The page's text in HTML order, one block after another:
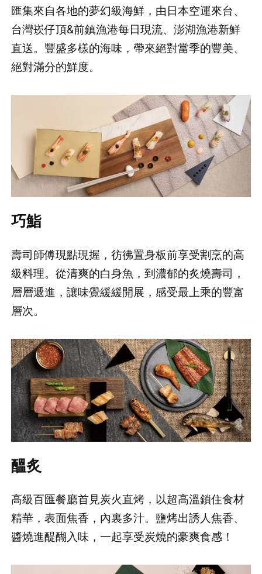
匯集來自各地的夢幻級海鮮，由日本空運來台、
台灣崁仔頂&前鎮漁港每日現流、澎湖漁港新鮮
直送。豐盛多樣的海味，帶來絕對當季的豐美、
絕對滿分的鮮度。
巧鮨
壽司師傅現點現握，彷彿置身板前享受割烹的高
級料理。從清爽的白身魚，到濃郁的炙燒壽司，
層層遞進，讓味覺緩緩開展，感受最上乘的豐富
層次。
醞炙
高級百匯餐廳首見炭火直烤，以超高溫鎖住食材
精華，表面焦香，內裏多汁。鹽烤出誘人焦香、
醬燒進醍醐入味，一起享受炭燒的豪爽食感！
登出
確定要登出嗎？